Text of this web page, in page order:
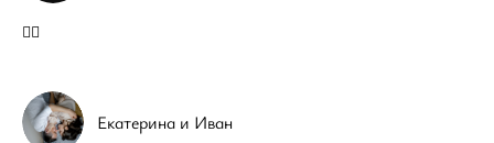
👍🏼
Екатерина и Иван